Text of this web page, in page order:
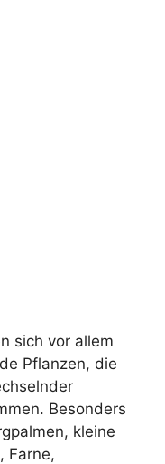
sich vor allem
Pflanzen, die
Besonders
kleine
Farne,